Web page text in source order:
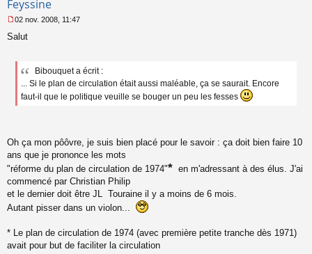
Feyssine
e
u
02 nov. 2008, 11:47
Salut
Bibouquet a écrit :
... Si le plan de circulation était aussi maléable, ça se saurait. Encore
faut-il que le politique veuille se bouger un peu les fesses
Oh ça mon pôôvre, je suis bien placé pour le savoir : ça doit bien faire 10
ans que je prononce les mots
"réforme du plan de circulation de 1974"* en m'adressant à des élus. J'ai
commencé par Christian Philip
et le dernier doit être JL Touraine il y a moins de 6 mois.
Autant pisser dans un violon...
* Le plan de circulation de 1974 (avec première petite tranche dès 1971)
avait pour but de faciliter la circulation